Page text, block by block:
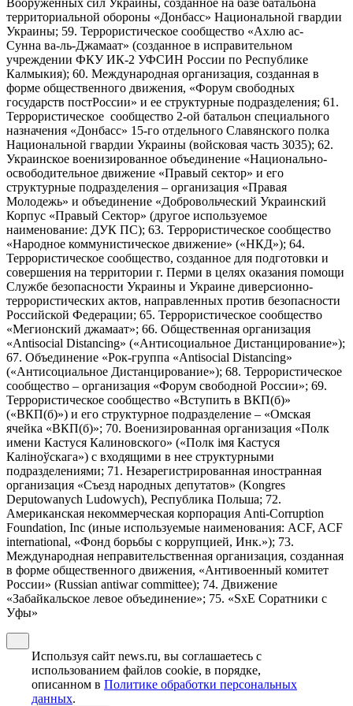
территориальной обороны «Донбасс» Национальной гвардии
Украины; 59. Террористическое сообщество «Ахлю ас-
Сунна ва-ль-Джамаат» (созданное в исправительном
учреждении ФКУ ИК-2 УФСИН России по Республике
Калмыкия); 60. Международная организация, созданная в
форме общественного движения, «Форум свободных
государств постРоссии» и ее структурные подразделения; 61.
Террористическое сообщество 2-ой батальон специального
назначения «Донбасс» 15-го отдельного Славянского полка
Национальной гвардии Украины (войсковая часть 3035); 62.
Украинское военизированное объединение «Национально-
освободительное движение «Правый сектор» и его
структурные подразделения – организация «Правая
Молодежь» и объединение «Добровольческий Украинский
Корпус «Правый Сектор» (другое используемое
наименование: ДУК ПС); 63. Террористическое сообщество
«Народное коммунистическое движение» («НКД»); 64.
Террористическое сообщество, созданное для подготовки и
совершения на территории г. Перми в целях оказания помощи
Службе безопасности Украины и Украине диверсионно-
террористических актов, направленных против безопасности
Российской Федерации; 65. Террористическое сообщество
«Мегионский джамаат»; 66. Общественная организация
«Antisocial Distancing» («Антисоциальное Дистанцирование»);
67. Объединение «Рок-группа «Antisocial Distancing»
(«Антисоциальное Дистанцирование»); 68. Террористическое
сообщество – организация «Форум свободной России»; 69.
Террористическое сообщество «Вступить в ВКП(б)»
(«ВКП(б)») и его структурное подразделение – «Омская
ячейка «ВКП(б)»; 70. Военизированная организация «Полк
имени Кастуся Калиновского» («Полк iмя Кастуся
Калiноўскага») с входящими в нее структурными
подразделениями; 71. Незарегистрированная иностранная
организация «Съезд народных депутатов» (Kongres
Deputowanych Ludowych), Республика Польша; 72.
Американская некоммерческая корпорация Anti-Corruption
Foundation, Inc (иные используемые наименования: ACF, ACF
international, «Фонд борьбы с коррупцией, Инк.»); 73.
Международная неправительственная организация, созданная
в форме общественного движения, «Антивоенный комитет
России» (Russian antiwar committee); 74. Движение
«Забайкальское левое объединение»; 75. «SxE Соратники с
Уфы»
Используя сайт news.ru, вы соглашаетесь с
использованием файлов cookie, в порядке,
описанном в Политике обработки персональных
данных.